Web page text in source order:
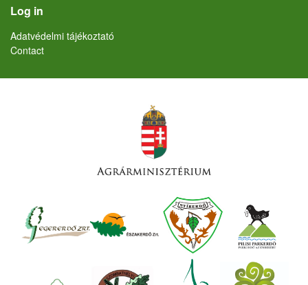
User account menu
Log in
Lábléc
Adatvédelmi tájékoztató
Contact